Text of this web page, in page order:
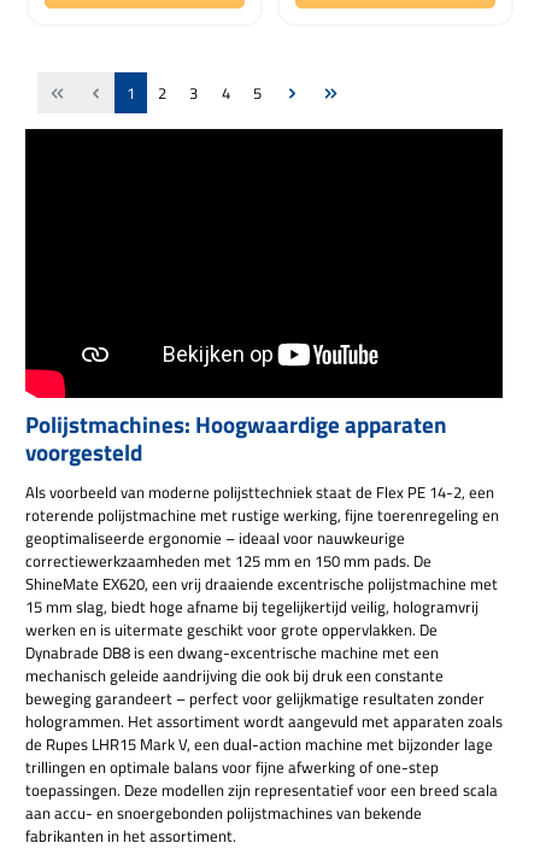
Pagina
1 Pagina
2 Pagina
3 Pagina
4 Pagina
5
Polijstmachines: Hoogwaardige apparaten
voorgesteld
Als voorbeeld van moderne polijsttechniek staat de Flex PE 14-2, een
roterende polijstmachine met rustige werking, fijne toerenregeling en
geoptimaliseerde ergonomie – ideaal voor nauwkeurige
correctiewerkzaamheden met 125 mm en 150 mm pads. De
ShineMate EX620, een vrij draaiende excentrische polijstmachine met
15 mm slag, biedt hoge afname bij tegelijkertijd veilig, hologramvrij
werken en is uitermate geschikt voor grote oppervlakken. De
Dynabrade DB8 is een dwang-excentrische machine met een
mechanisch geleide aandrijving die ook bij druk een constante
beweging garandeert – perfect voor gelijkmatige resultaten zonder
hologrammen. Het assortiment wordt aangevuld met apparaten zoals
de Rupes LHR15 Mark V, een dual-action machine met bijzonder lage
trillingen en optimale balans voor fijne afwerking of one-step
toepassingen. Deze modellen zijn representatief voor een breed scala
aan accu- en snoergebonden polijstmachines van bekende
fabrikanten in het assortiment.